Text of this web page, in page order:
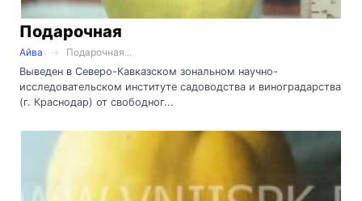
Подарочная
Айва
Подарочная...
Выведен в Северо-Кавказском зональном научно-
исследовательском институте садоводства и виноградарства
(г. Краснодар) от свободног...